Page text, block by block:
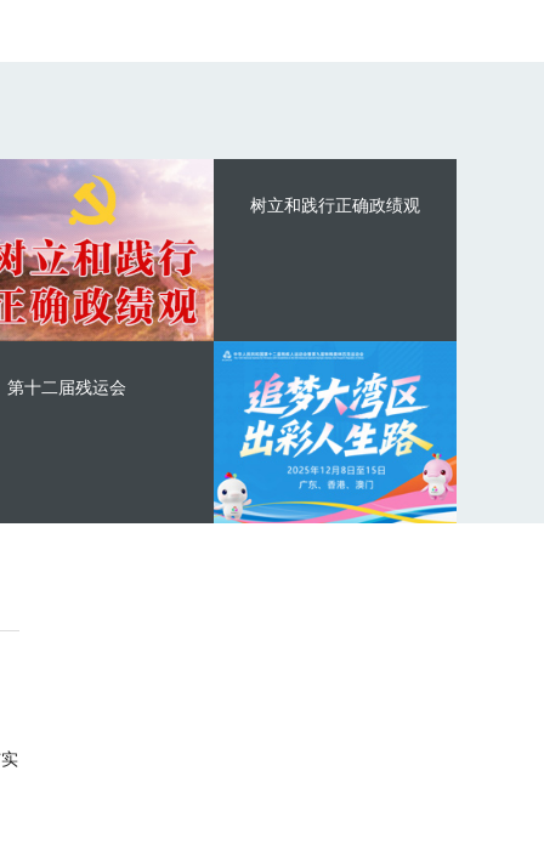
树立和践行正确政绩观
第十二届残运会